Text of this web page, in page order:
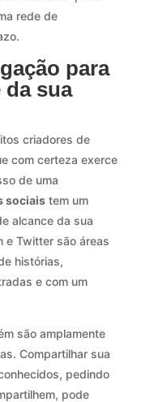
rede de
para
da sua
criadores de
com certeza exerce
de uma
sociaistem um
alcance da sua
e Twitter são áreas
histórias,
e com um
são amplamente
Compartilhar sua
pedindo
pode